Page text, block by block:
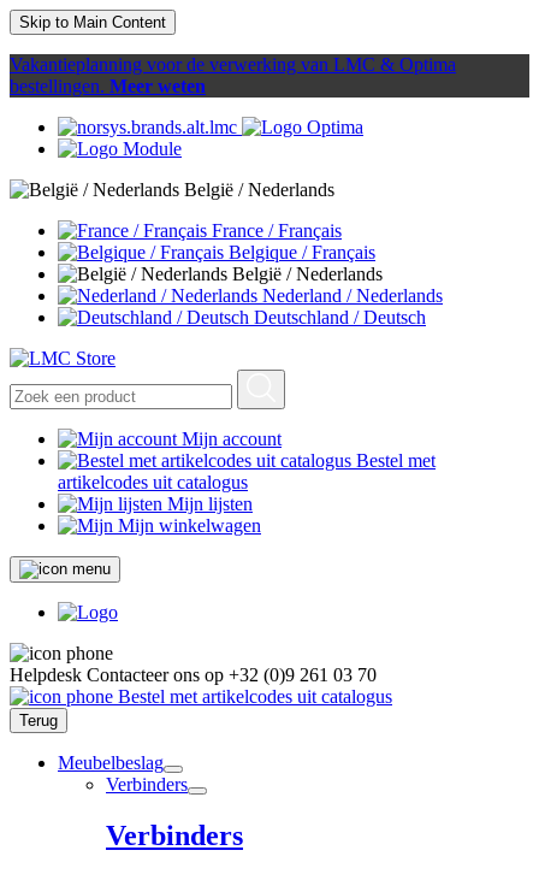
Skip to Main Content
Vakantieplanning voor de verwerking van LMC & Optima
bestellingen. Meer weten
België / Nederlands
France / Français
Belgique / Français
België / Nederlands
Nederland / Nederlands
Deutschland / Deutsch
Mijn account
Bestel met
artikelcodes uit catalogus
Mijn lijsten
Mijn winkelwagen
Helpdesk Contacteer ons op +32 (0)9 261 03 70
Bestel met artikelcodes uit catalogus
Terug
Meubelbeslag
Verbinders
Verbinders